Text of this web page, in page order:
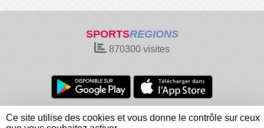
SPORTSREGIONS
870300 visites
Charte cookies
Gestion des cookies
Ce site utilise des cookies et vous donne le contrôle sur ceux